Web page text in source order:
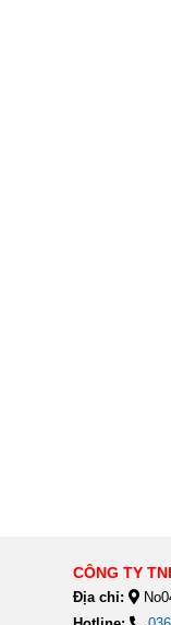
CÔNG TY
Địa chỉ: